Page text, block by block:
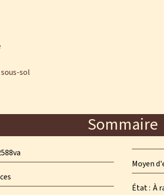
sol
Sommaire
Moyen
État À